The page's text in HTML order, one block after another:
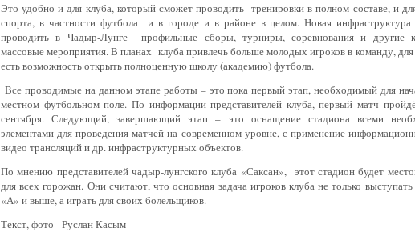
Это удобно и для клуба, который сможет проводить тренировки в полном составе, и
спорта, в частности футбола и в городе и в районе в целом. Новая инфраструктура
проводить в Чадыр-Лунге профильные сборы, турниры, соревнования и другие
массовые мероприятия. В планах клуба привлечь больше молодых игроков в команду,
есть возможность открыть полноценную школу (академию) футбола.
Все проводимые на данном этапе работы – это пока первый этап, необходимый для
местном футбольном поле. По информации представителей клуба, первый матч
сентября. Следующий, завершающий этап – это оснащение стадиона всеми
элементами для проведения матчей на современном уровне, с применение
видео трансляций и др. инфраструктурных объектов.
По мнению представителей чадыр-лунгского клуба «Саксан», этот стадион будет
для всех горожан. Они считают, что основная задача игроков клуба не только
«А» и выше, а играть для своих болельщиков.
Текст, фото Руслан Касым